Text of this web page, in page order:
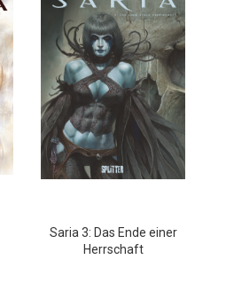
Saria 3: Das Ende einer
Herrschaft